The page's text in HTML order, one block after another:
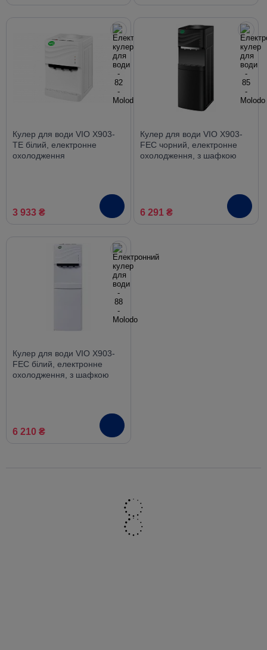
Кулер для води VIO X903-
TE білий, електронне
охолодження
3 933 ₴
Кулер для води VIO X903-
FEC чорний, електронне
охолодження, з шафкою
6 291 ₴
Кулер для води VIO X903-
FEC білий, електронне
охолодження, з шафкою
6 210 ₴